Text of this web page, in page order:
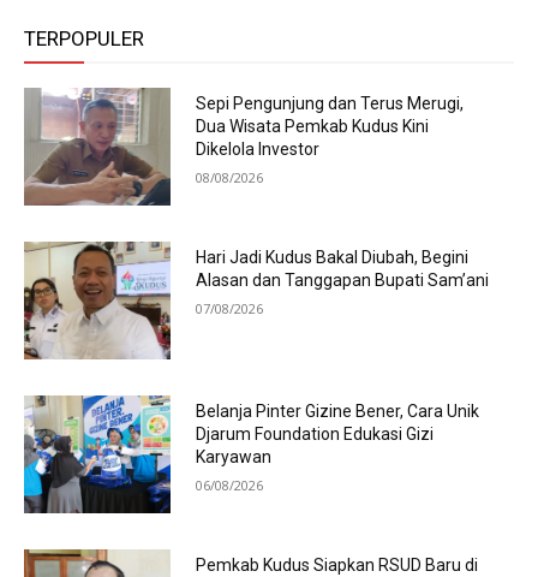
TERPOPULER
Sepi Pengunjung dan Terus Merugi,
Dua Wisata Pemkab Kudus Kini
Dikelola Investor
08/08/2026
Hari Jadi Kudus Bakal Diubah, Begini
Alasan dan Tanggapan Bupati Sam’ani
07/08/2026
Belanja Pinter Gizine Bener, Cara Unik
Djarum Foundation Edukasi Gizi
Karyawan
06/08/2026
Pemkab Kudus Siapkan RSUD Baru di